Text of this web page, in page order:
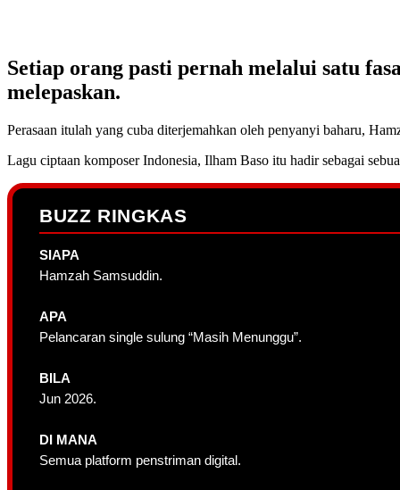
Setiap orang pasti pernah melalui satu
melepaskan.
Perasaan itulah yang cuba diterjemahkan oleh penyanyi baharu,
Lagu ciptaan komposer Indonesia, Ilham Baso itu hadir sebagai
BUZZ RINGKAS
SIAPA
Hamzah Samsuddin.
APA
Pelancaran single sulung “Masih Menunggu”.
BILA
Jun 2026.
DI MANA
Semua platform penstriman digital.